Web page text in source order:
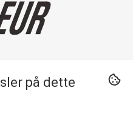
GREAT IN KOLEUR
tilbehør som setter farge på
på dette